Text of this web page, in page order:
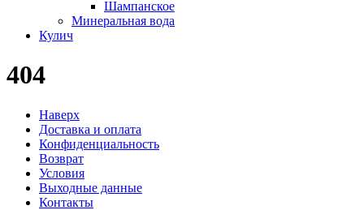
Шампанское
Минеральная вода
Кулич
404
Наверх
Доставка и оплата
Конфиденциальность
Возврат
Условия
Выходные данные
Контакты